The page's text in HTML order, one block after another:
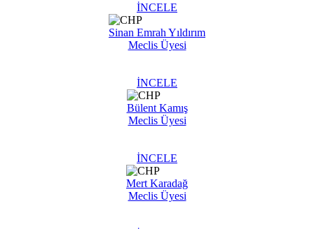
İNCELE
Sinan Emrah Yıldırım
Meclis Üyesi
İNCELE
Bülent Kamış
Meclis Üyesi
İNCELE
Mert Karadağ
Meclis Üyesi